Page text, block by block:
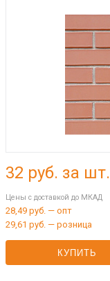
32 руб. за шт.
Цены с доставкой до МКАД
28,49 руб. — опт
29,61 руб. — розница
КУПИТЬ